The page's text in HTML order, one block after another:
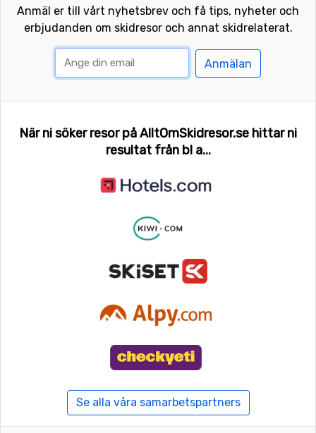
Anmäl er till vårt nyhetsbrev och få tips, nyheter och
erbjudanden om skidresor och annat skidrelaterat.
Anmälan
När ni söker resor på AlltOmSkidresor.se hittar ni
resultat från bl a...
Se alla våra samarbetspartners